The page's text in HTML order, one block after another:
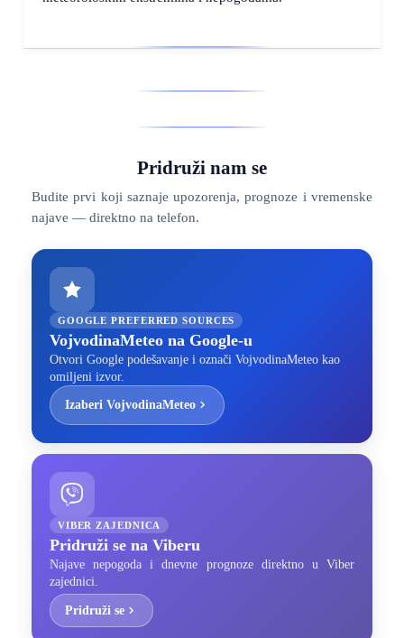
Pridruži nam se
Budite prvi koji saznaje upozorenja, prognoze i vremenske
najave — direktno na telefon.
GOOGLE PREFERRED SOURCES
VojvodinaMeteo na Google-u
Otvori Google podešavanje i označi VojvodinaMeteo kao
omiljeni izvor.
Izaberi VojvodinaMeteo
VIBER ZAJEDNICA
Pridruži se na Viberu
Najave nepogoda i dnevne prognoze direktno u Viber
zajednici.
Pridruži se